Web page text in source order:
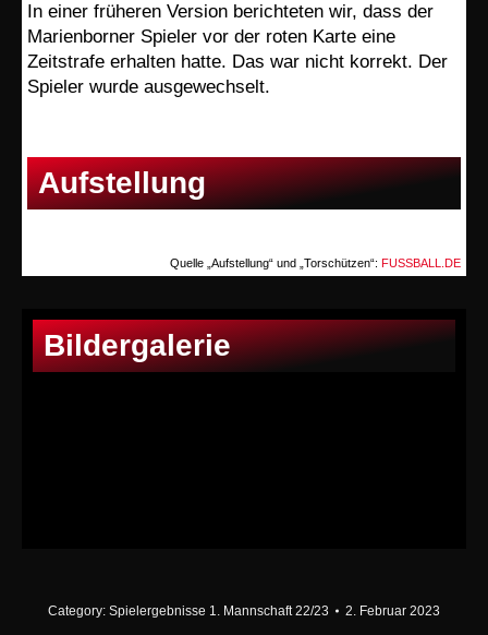
In einer früheren Version berichteten wir, dass der
Marienborner Spieler vor der roten Karte eine
Zeitstrafe erhalten hatte. Das war nicht korrekt. Der
Spieler wurde ausgewechselt.
Aufstellung
Quelle „Aufstellung“ und „Torschützen“: FUSSBALL.DE
Bildergalerie
Category: Spielergebnisse 1. Mannschaft 22/23 2. Februar 2023